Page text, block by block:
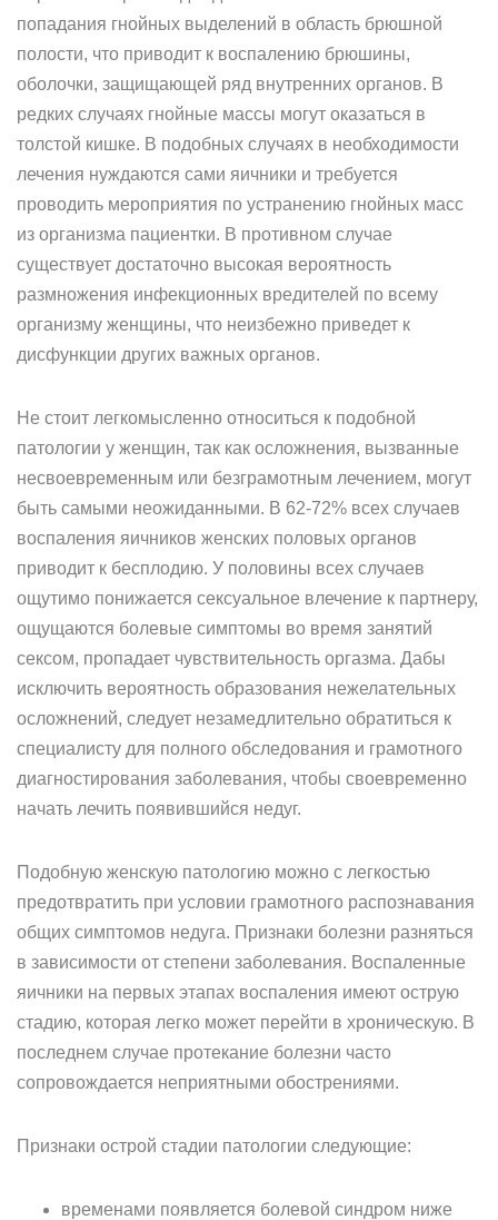
попадания гнойных выделений в область брюшной
полости, что приводит к воспалению брюшины,
оболочки, защищающей ряд внутренних органов. В
редких случаях гнойные массы могут оказаться в
толстой кишке. В подобных случаях в необходимости
лечения нуждаются сами яичники и требуется
проводить мероприятия по устранению гнойных масс
из организма пациентки. В противном случае
существует достаточно высокая вероятность
размножения инфекционных вредителей по всему
организму женщины, что неизбежно приведет к
дисфункции других важных органов.
Не стоит легкомысленно относиться к подобной
патологии у женщин, так как осложнения, вызванные
несвоевременным или безграмотным лечением, могут
быть самыми неожиданными. В 62-72% всех случаев
воспаления яичников женских половых органов
приводит к бесплодию. У половины всех случаев
ощутимо понижается сексуальное влечение к партнеру,
ощущаются болевые симптомы во время занятий
сексом, пропадает чувствительность оргазма. Дабы
исключить вероятность образования нежелательных
осложнений, следует незамедлительно обратиться к
специалисту для полного обследования и грамотного
диагностирования заболевания, чтобы своевременно
начать лечить появившийся недуг.
Подобную женскую патологию можно с легкостью
предотвратить при условии грамотного распознавания
общих симптомов недуга. Признаки болезни разняться
в зависимости от степени заболевания. Воспаленные
яичники на первых этапах воспаления имеют острую
стадию, которая легко может перейти в хроническую. В
последнем случае протекание болезни часто
сопровождается неприятными обострениями.
Признаки острой стадии патологии следующие:
временами появляется болевой синдром ниже